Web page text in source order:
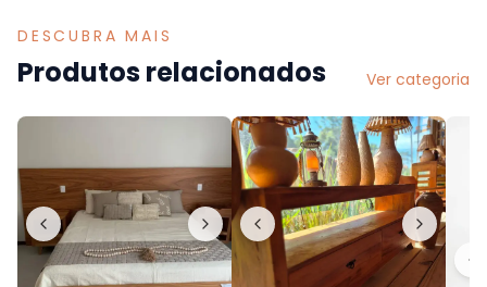
DESCUBRA MAIS
Produtos relacionados Ver categoria